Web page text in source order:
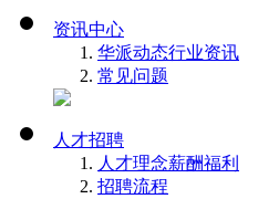
资讯中心
华派动态行业资讯
常见问题
人才招聘
人才理念薪酬福利
招聘流程